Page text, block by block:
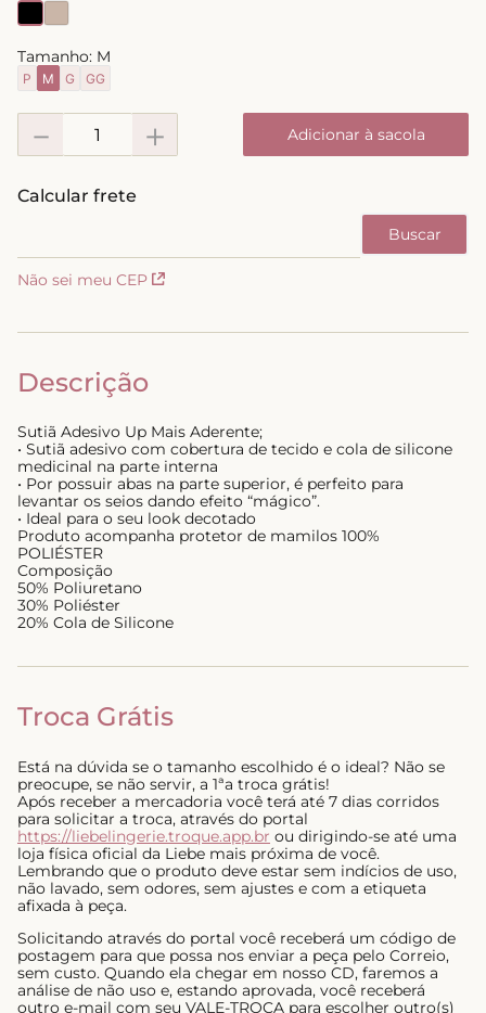
Tamanho: M
P M G GG
＋
－ Adicionar à sacola
Não sei meu CEP
Descrição
Sutiã Adesivo Up Mais Aderente;
• Sutiã adesivo com cobertura de tecido e cola de silicone
medicinal na parte interna
• Por possuir abas na parte superior, é perfeito para
levantar os seios dando efeito “mágico”.
• Ideal para o seu look decotado
Produto acompanha protetor de mamilos 100%
POLIÉSTER
Composição
50% Poliuretano
30% Poliéster
20% Cola de Silicone
Troca Grátis
Está na dúvida se o tamanho escolhido é o ideal? Não se
preocupe, se não servir, a 1ªa troca grátis!
Após receber a mercadoria você terá até 7 dias corridos
para solicitar a troca, através do portal
https://liebelingerie.troque.app.br ou dirigindo-se até uma
loja física oficial da Liebe mais próxima de você.
Lembrando que o produto deve estar sem indícios de uso,
não lavado, sem odores, sem ajustes e com a etiqueta
afixada à peça.
Solicitando através do portal você receberá um código de
postagem para que possa nos enviar a peça pelo Correio,
sem custo. Quando ela chegar em nosso CD, faremos a
análise de não uso e, estando aprovada, você receberá
outro e-mail com seu VALE-TROCA para escolher outro(s)
biquini
calcinha